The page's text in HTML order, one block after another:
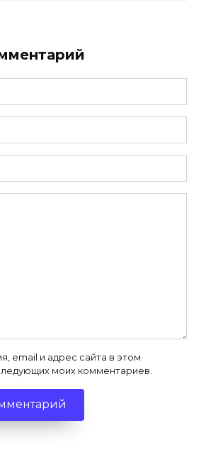
email и адрес сайта в этом
моих комментариев.